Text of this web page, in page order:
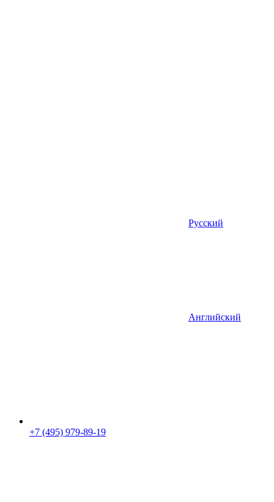
Русский
Английский
+7 (495) 979-89-19